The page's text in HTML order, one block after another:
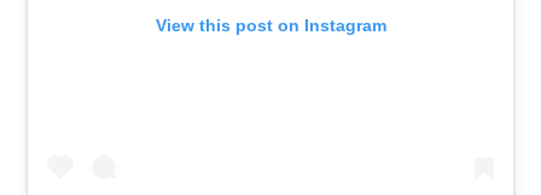
View this post on Instagram